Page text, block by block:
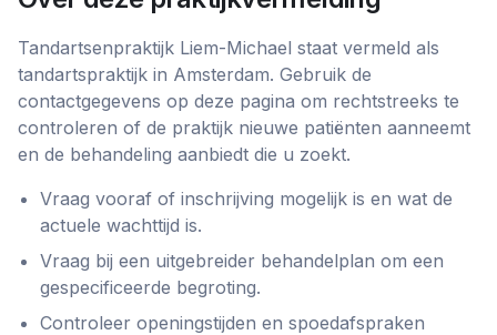
Tandartsenpraktijk Liem-Michael staat vermeld als
tandartspraktijk in Amsterdam. Gebruik de
contactgegevens op deze pagina om rechtstreeks te
controleren of de praktijk nieuwe patiënten aanneemt
en de behandeling aanbiedt die u zoekt.
Vraag vooraf of inschrijving mogelijk is en wat de
actuele wachttijd is.
Vraag bij een uitgebreider behandelplan om een
gespecificeerde begroting.
Controleer openingstijden en spoedafspraken